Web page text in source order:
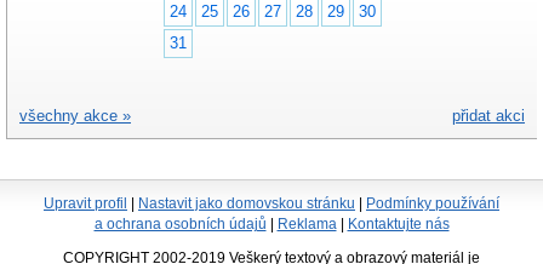
24
25 26 27 28 29
30
31
přidat akci
všechny akce »
Upravit profil Nastavit jako domovskou stránku
Podmínky používání
a ochrana osobních údajů
Reklama Kontaktujte nás
COPYRIGHT 2002-2019 Veškerý textový a obrazový materiál je